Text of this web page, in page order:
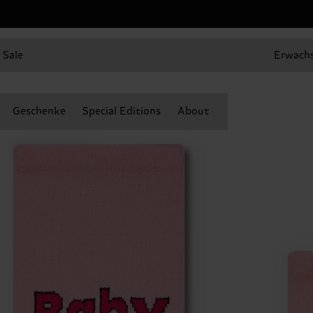
Sale
Geschenke Special Editions About